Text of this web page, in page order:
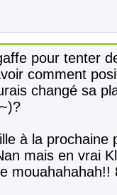
pour tenter
comment
changé sa
à la
mais en vrai
mouahahahah!!